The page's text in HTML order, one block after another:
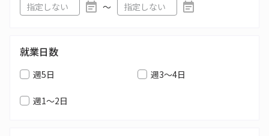
〜
就業日数
週5日 週3～4日
週1～2日